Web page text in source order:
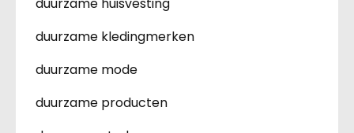
duurzame kledingmerken
duurzame mode
duurzame producten